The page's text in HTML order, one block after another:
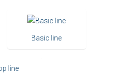
Basic line